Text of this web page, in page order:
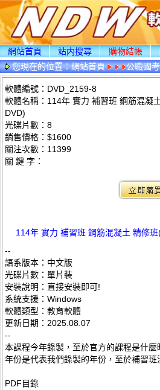
網站首頁 站内搜尋 購物結帳
您現在的位置：網站首頁 公職國
光碟詳情
軟體編號：DVD_2159-8
軟體名稱：114年 實力 補習班 鋼筋混凝
DVD)
光碟片數：8
銷售價格：$1600
關注次數： 11399
關 鍵 字：
114年 實力 補習班 鋼筋混凝土 精修
--
語系版本：中文版
光碟片數：單片裝
安裝說明：直接安裝即可!
系統支援：Windows
軟體類型：教育軟體
更新日期：2025.08.07
--
本課程今年錄製，至於官方的課程是什
年份是代表我們錄製的年份，至於補習班
PDF目錄